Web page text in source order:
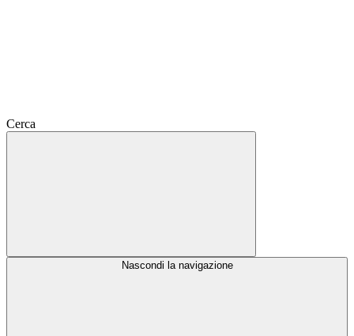
Cerca
Nascondi la navigazione